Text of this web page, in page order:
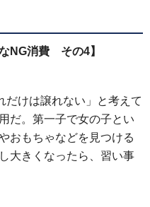
NG消費 その4】
だけは譲れない」と考えて
だ。第一子で女の子とい
おもちゃなどを見つける
大きくなったら、習い事